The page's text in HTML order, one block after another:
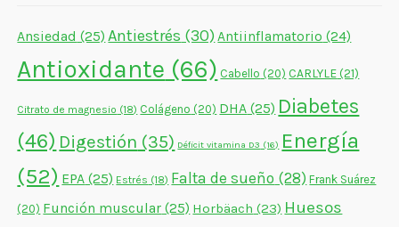
Ansiedad (25) Antiestrés (30)Antiinflamatorio (24)
Antioxidante (66) Cabello (20) CARLYLE(21)
Citrato de magnesio (18) Colágeno (20) DHA (25) Diabetes
(46) Digestión (35) Déficit vitamina D3 (16) Energía
(52) EPA (25) Estrés (18) Falta de sueño (28) Frank Suárez
(20) Función muscular (25) Horbäach (23) Huesos